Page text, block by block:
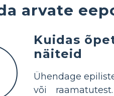
arvate
Kuidas
näiteid
Ühendage
või